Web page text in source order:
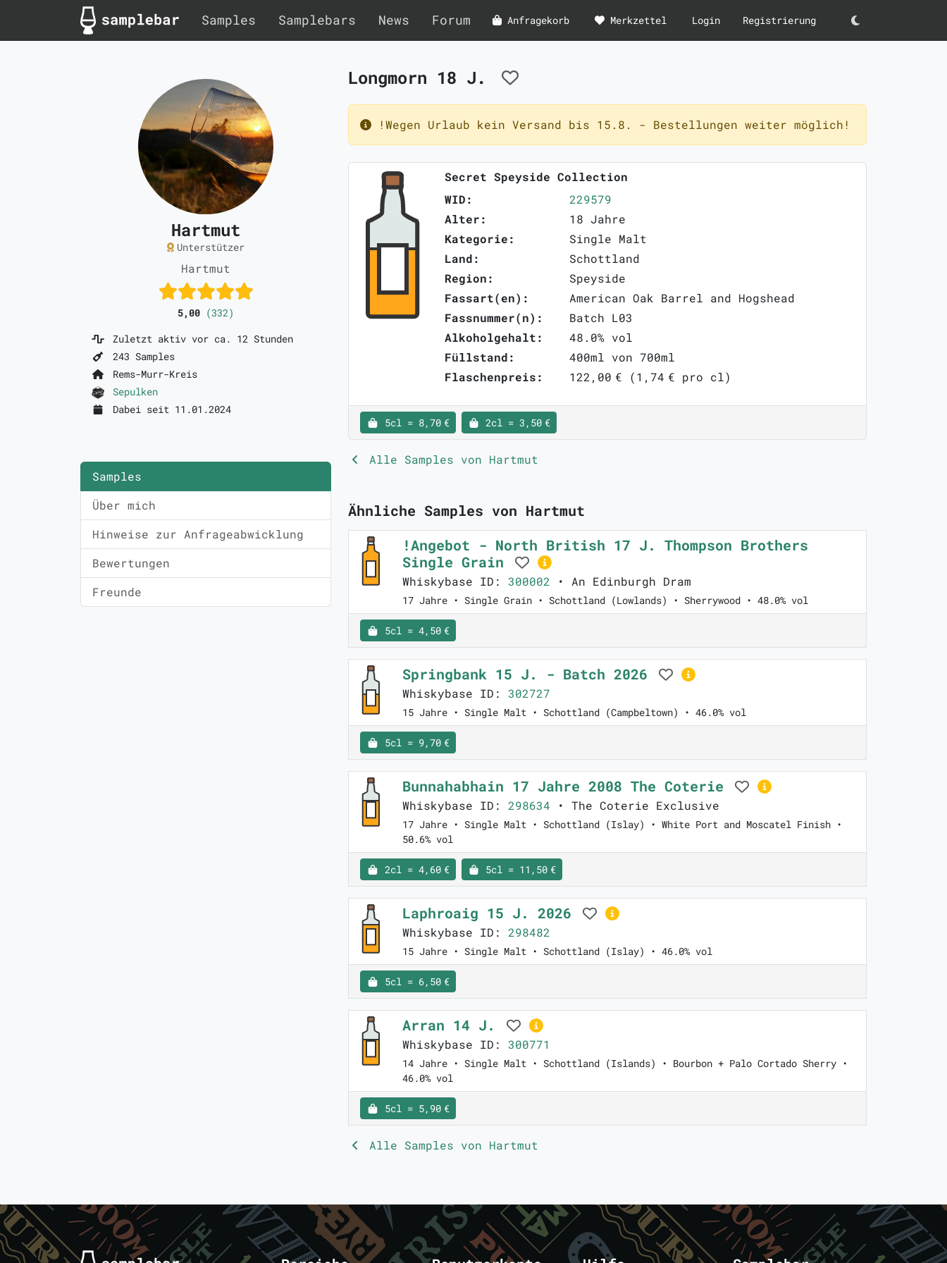
Samples Samplebars News Forum Anfragekorb Merkzettel Login Registrierung Darkmode
Hartmut
Unterstützer
Hartmut
5,00 (332)
Zuletzt aktiv vor ca. 12 Stunden
243 Samples
Rems-Murr-Kreis
Sepulken
Dabei seit 11.01.2024
Samples
Über mich
Hinweise zur Anfrageabwicklung
Bewertungen
Freunde
Longmorn 18 J.
!Wegen Urlaub kein Versand bis 15.8. - Bestellungen weiter möglich!
Secret Speyside Collection
WID:
229579
Alter:
18 Jahre
Kategorie:
Single Malt
Land:
Schottland
Region:
Speyside
Fassart(en):
American Oak Barrel and Hogshead
Fassnummer(n):
Batch L03
Alkoholgehalt:
48.0% vol
Füllstand:
400ml von 700ml
Flaschenpreis:
122,00 € (1,74 € pro cl)
5cl = 8,70 € 2cl = 3,50 €
Alle Samples von Hartmut
Ähnliche Samples von Hartmut
!Angebot - North British 17 J. Thompson Brothers
Single Grain
Whiskybase ID: 300002 • An Edinburgh Dram
17 Jahre • Single Grain • Schottland (Lowlands) • Sherrywood • 48.0% vol
5cl = 4,50 €
Springbank 15 J. - Batch 2026
Whiskybase ID: 302727
15 Jahre • Single Malt • Schottland (Campbeltown) • 46.0% vol
5cl = 9,70 €
Bunnahabhain 17 Jahre 2008 The Coterie
Whiskybase ID: 298634 • The Coterie Exclusive
17 Jahre • Single Malt • Schottland (Islay) • White Port and Moscatel Finish •
50.6% vol
2cl = 4,60 € 5cl = 11,50 €
Laphroaig 15 J. 2026
Whiskybase ID: 298482
15 Jahre • Single Malt • Schottland (Islay) • 46.0% vol
5cl = 6,50 €
Arran 14 J.
Whiskybase ID: 300771
14 Jahre • Single Malt • Schottland (Islands) • Bourbon + Palo Cortado Sherry •
46.0% vol
5cl = 5,90 €
Alle Samples von Hartmut